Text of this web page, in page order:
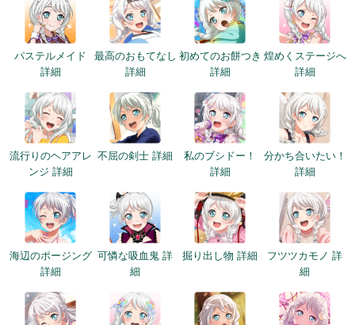
パステルメイド
詳細
最高のおもてなし
詳細
初めてのお餅つき
詳細
煌めくステージへ
詳細
流行りのヘアアレ
ンジ 詳細
不屈の剣士 詳細
私のブシドー！
詳細
分かち合いたい！
詳細
海辺のポージング
詳細
可憐な吸血鬼 詳
細
掘り出し物 詳細
フツツカモノ 詳
細